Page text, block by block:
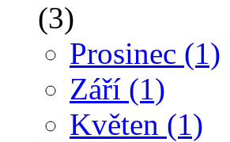
(3)
Prosinec (1)
Září (1)
Květen (1)